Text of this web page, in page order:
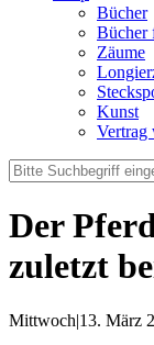
Bücher
Bücher
Zäume
Kunst
Vertrag
Der
zuletzt
Mittwoch|13. März